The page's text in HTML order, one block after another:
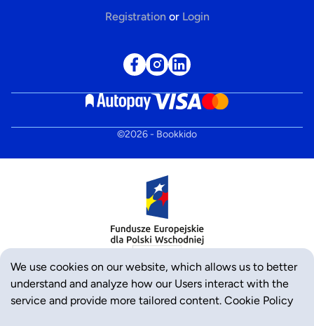
Registration or Login
©2026- Bookkido
We use cookies on our website, which allows us to better
understand and analyze how our Users interact with the
service and provide more tailored content. Cookie Policy